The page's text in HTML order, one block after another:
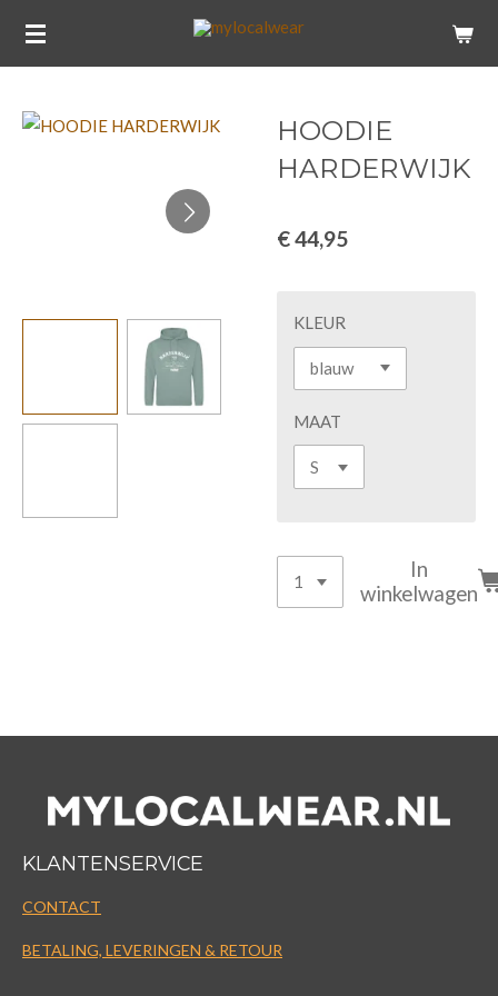
Ga
de
HOODIE
HARDERWIJK
€ 44,95
KLEUR
MAAT
In
winkelwagen
KLANTENSERVICE
CONTACT
BETALING, LEVERINGEN & RETOUR